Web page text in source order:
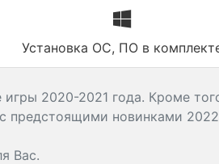
Установка ОС, ПО в
2020-2021 года. Кроме
предстоящими новинками
Вас.